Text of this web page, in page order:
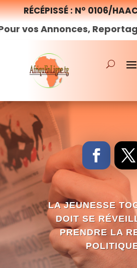
RÉCÉPISSÉ : N° 0106/
Reportages et
LA JEUNESSE
DOIT SE
PRENDRE LA